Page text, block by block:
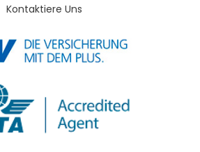
Kontaktiere Uns